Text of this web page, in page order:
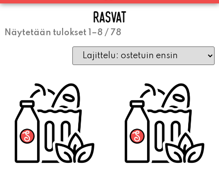
AVOINNA VIIKONLOPPUISIN (PE-
SU) ELOKUUN LOPPUUN ASTI
LÄMPIMÄSTI TERVETULOA!
RASVAT
Näytetään tulokset 1–8 / 78